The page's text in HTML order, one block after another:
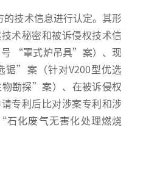
的技术信息进行认定。其形
术秘密和被诉侵权技术信
“罩式炉吊具”案）、现
”案（针对V200型优选
勘探”案）、在被诉侵权
专利后比对涉案专利和涉
化废气无害化处理燃烧